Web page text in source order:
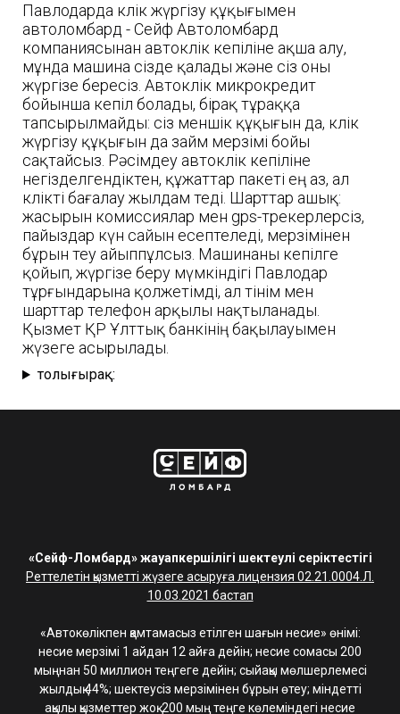
Павлодарда көлік жүргізу құқығымен
автоломбард - Сейф Автоломбард
компаниясынан автокөлік кепіліне ақша алу,
мұнда машина сізде қалады және сіз оны
жүргізе бересіз. Автокөлік микрокредит
бойынша кепіл болады, бірақ тұраққа
тапсырылмайды: сіз меншік құқығын да, көлік
жүргізу құқығын да займ мерзімі бойы
сақтайсыз. Рәсімдеу автокөлік кепіліне
негізделгендіктен, құжаттар пакеті ең аз, ал
көлікті бағалау жылдам өтеді. Шарттар ашық:
жасырын комиссиялар мен gps-трекерлерсіз,
пайыздар күн сайын есептеледі, мерзімінен
бұрын өтеу айыппұлсыз. Машинаны кепілге
қойып, жүргізе беру мүмкіндігі Павлодар
тұрғындарына қолжетімді, ал өтінім мен
шарттар телефон арқылы нақтыланады.
Қызмет ҚР Ұлттық банкінің бақылауымен
жүзеге асырылады.
толығырақ:
«Сейф-Ломбард» жауапкершілігі шектеулі серіктестігі
Реттелетін қызметті жүзеге асыруға лицензия 02.21.0004.Л.
10.03.2021 бастап
«Автокөлікпен қамтамасыз етілген шағын несие» өнімі:
несие мерзімі 1 айдан 12 айға дейін; несие сомасы 200
мыңнан 50 миллион теңгеге дейін; сыйақы мөлшерлемесі
жылдық 44%; шектеусіз мерзімінен бұрын өтеу; міндетті
ақылы қызметтер жоқ. 200 мың теңге көлеміндегі несие